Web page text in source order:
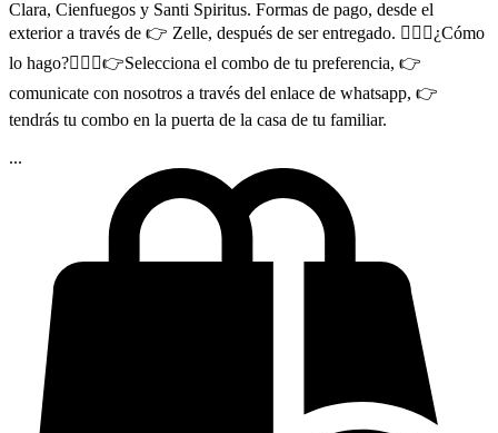
Clara, Cienfuegos y Santi Spiritus. Formas de pago, desde el
exterior a través de 👉 Zelle, después de ser entregado. 🤷🏻‍♂¿Cómo
lo hago?🤷🏻‍♂👉Selecciona el combo de tu preferencia, 👉
comunicate con nosotros a través del enlace de whatsapp, 👉
tendrás tu combo en la puerta de la casa de tu familiar.
...